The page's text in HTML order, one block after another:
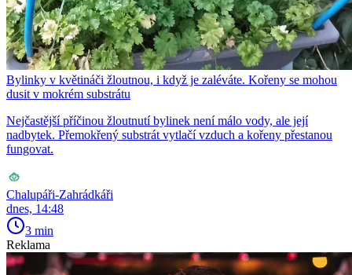
Bylinky v květináči žloutnou, i když je zaléváte. Kořeny se mohou
dusit v mokrém substrátu
Nejčastější příčinou žloutnutí bylinek není málo vody, ale její
nadbytek. Přemokřený substrát vytlačí vzduch a kořeny přestanou
fungovat.
Chalupáři-Zahrádkáři
dnes, 14:48
3 min
Reklama